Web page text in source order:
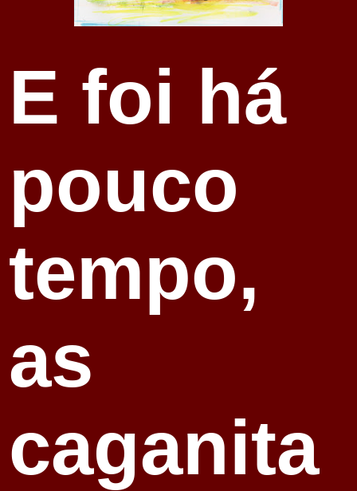
E foi há
pouco
tempo,
as
caganita